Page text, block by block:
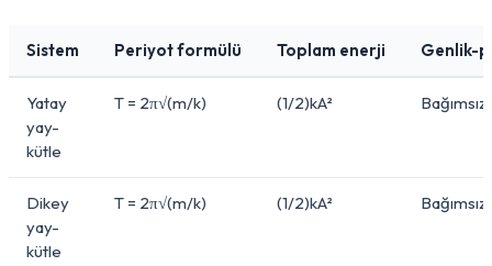
Sistem Periyot formülü Toplam enerji Genlik-
Yatay
yay-
kütle
T = 2π√(m/k) (1/2)kA² Bağımsız
Dikey
yay-
kütle
T = 2π√(m/k) (1/2)kA² Bağımsız